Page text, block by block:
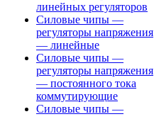
линейных регуляторов
Силовые чипы —
регуляторы напряжения
— линейные
Силовые чипы —
регуляторы напряжения
— постоянного тока
коммутирующие
Силовые чипы —